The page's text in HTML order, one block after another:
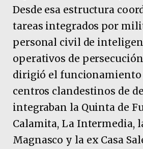
Desde esa estructura
tareas integrados por
personal civil de
operativos de
dirigió el funcionamiento
centros clandestinos de
integraban la Quinta de
Calamita, La Intermedia,
Magnasco y la ex Casa